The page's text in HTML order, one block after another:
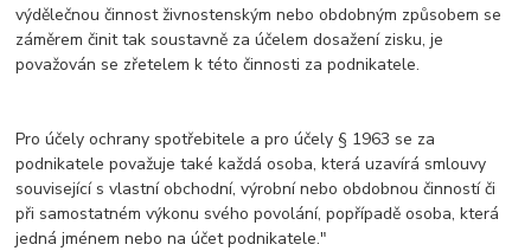
výdělečnou činnost živnostenským nebo obdobným způsobem se
záměrem činit tak soustavně za účelem dosažení zisku, je
považován se zřetelem k této činnosti za podnikatele.
Pro účely ochrany spotřebitele a pro účely § 1963 se za
podnikatele považuje také každá osoba, která uzavírá smlouvy
související s vlastní obchodní, výrobní nebo obdobnou činností či
při samostatném výkonu svého povolání, popřípadě osoba, která
jedná jménem nebo na účet podnikatele."